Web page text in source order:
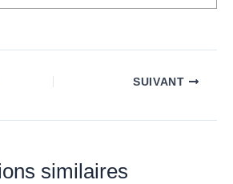
SUIVANT
similaires